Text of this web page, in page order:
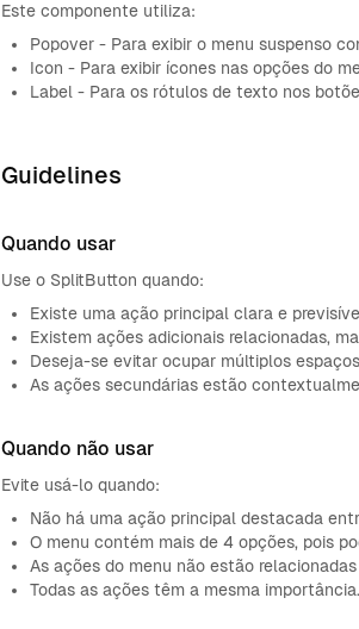
Este componente utiliza:
Popover - Para exibir o menu suspenso
Icon - Para exibir ícones nas opções do
Label - Para os rótulos de texto nos
Guidelines
Quando usar
Use o SplitButton quando:
Existe uma ação principal clara e
Existem ações adicionais relacionadas,
Deseja-se evitar ocupar múltiplos
As ações secundárias estão
Quando não usar
Evite usá-lo quando:
Não há uma ação principal destacada
O menu contém mais de 4 opções, pois
As ações do menu não estão
Todas as ações têm a mesma importância.